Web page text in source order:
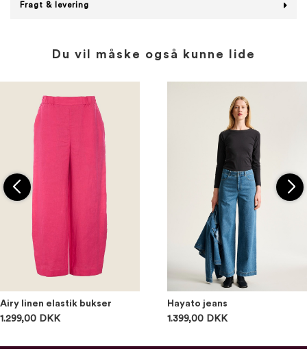
Fragt & levering
Du vil måske også kunne lide
Airy linen elastik bukser
1.299,00 DKK
Hayato jeans
1.399,00 DKK